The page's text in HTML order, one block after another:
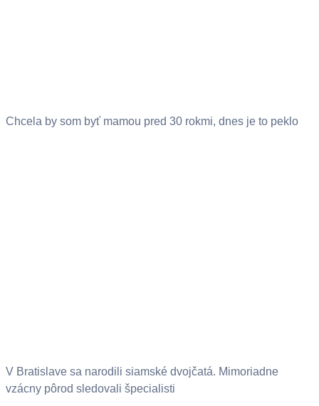
Chcela by som byť mamou pred 30 rokmi, dnes je to peklo
V Bratislave sa narodili siamské dvojčatá. Mimoriadne
vzácny pôrod sledovali špecialisti